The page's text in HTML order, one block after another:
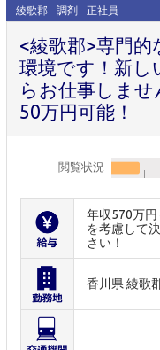
綾歌郡 調剤 正社員
<綾歌郡>専門
環境です！新し
らお仕事しませ
50万円可能！
閲覧状況
年収570万
を考慮して
さい！
香川県 綾歌